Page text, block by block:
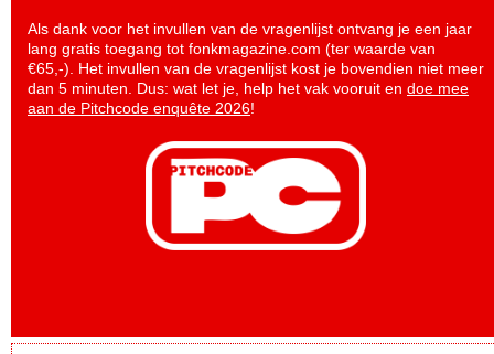
Als dank voor het invullen van de vragenlijst ontvang je een jaar
lang gratis toegang tot fonkmagazine.com (ter waarde van
€65,-). Het invullen van de vragenlijst kost je bovendien niet meer
dan 5 minuten. Dus: wat let je, help het vak vooruit en doe mee
aan de Pitchcode enquête 2026!